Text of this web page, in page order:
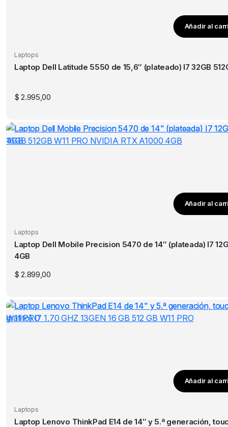
Añadir al
Laptops
Laptop Dell Latitude 5550 de 15,6″
$ 2.995,00
Añadir al
Laptops
Laptop Dell Mobile Precision 5470 de 14″ (plateada) I7 12GEN 16GB 512GB W11 PRO NVIDIA RTX
4GB
$ 2.899,00
Añadir al
Laptops
Laptop Lenovo ThinkPad E14 de 14″ y 5.ª generación, touch (negro grafito) I7